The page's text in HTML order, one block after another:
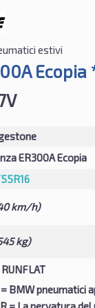
estivi
Ecopia
ER300A Ecopia
km/h)
kg)
BMW pneumatici